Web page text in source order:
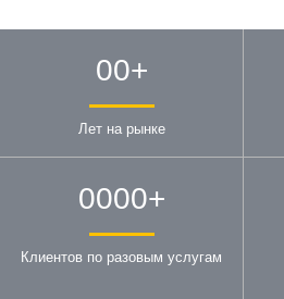
00+
Лет на рынке
0000+
Клиентов по разовым услугам